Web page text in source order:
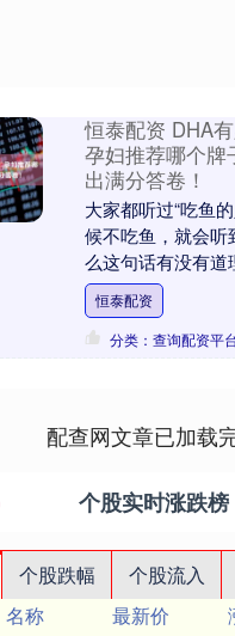
恒泰配资 DHA
孕妇推荐哪个牌
出满分答卷！
大家都听过“吃鱼
候不吃鱼，就会听
么这句话有没有道
的，因为鱼里面含
分，它....
恒泰配资
分类：查询配资平
配查网文章已加载
个股实时涨跌榜
个股跌幅 个股流入
名称 最新价